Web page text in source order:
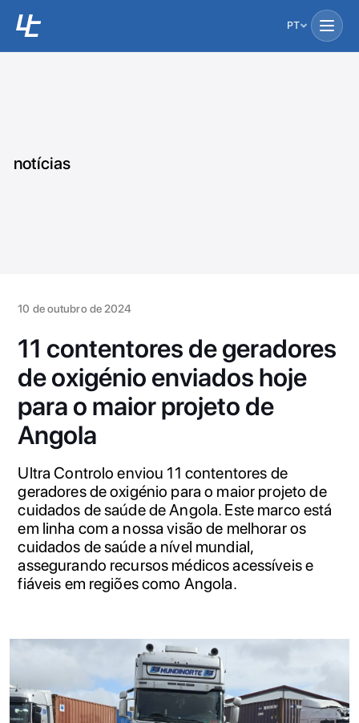
PT
notícias
10 de outubro de 2024
11 contentores de geradores
de oxigénio enviados hoje
para o maior projeto de
Angola
Ultra Controlo enviou 11 contentores de
geradores de oxigénio para o maior projeto de
cuidados de saúde de Angola. Este marco está
em linha com a nossa visão de melhorar os
cuidados de saúde a nível mundial,
assegurando recursos médicos acessíveis e
fiáveis em regiões como Angola.